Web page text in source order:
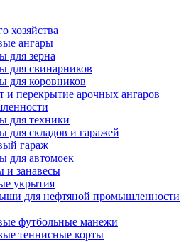
хозяйства
ангары
для зерна
для свинарников
для коровников
и перекрытие арочных ангаров
для техники
для складов и гаражей
гараж
для автомоек
занавесы
укрытия
для нефтяной промышленности
футбольные манежи
теннисные корты